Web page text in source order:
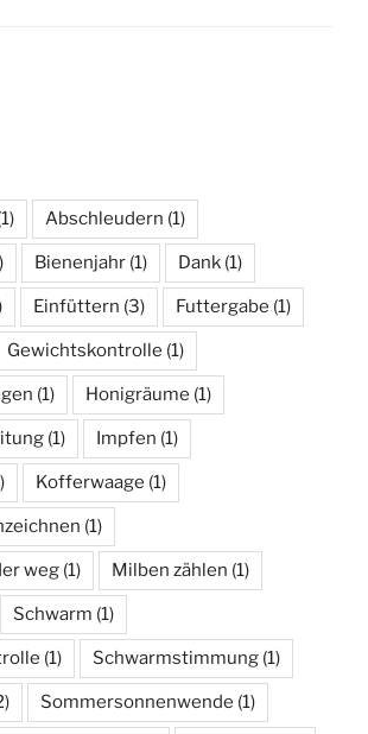
Abschleudern (1)
Bienenjahr (1) Dank (1)
Einfüttern (3) Futtergabe (1)
Gewichtskontrolle (1)
(1) Honigräume (1)
(1) Impfen (1)
Kofferwaage (1)
(1)
weg (1) Milben zählen (1)
Schwarm (1)
(1) Schwarmstimmung (1)
Sommersonnenwende (1)